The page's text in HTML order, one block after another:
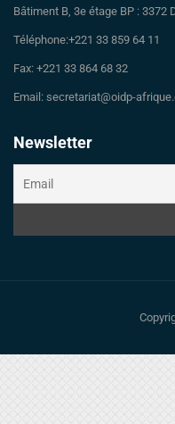
Bâtiment B, 3e étage BP : 3372
Téléphone:+221 33 859 64 11
Fax: +221 33 864 68 32
Email: secretariat@oidp-
Newsletter